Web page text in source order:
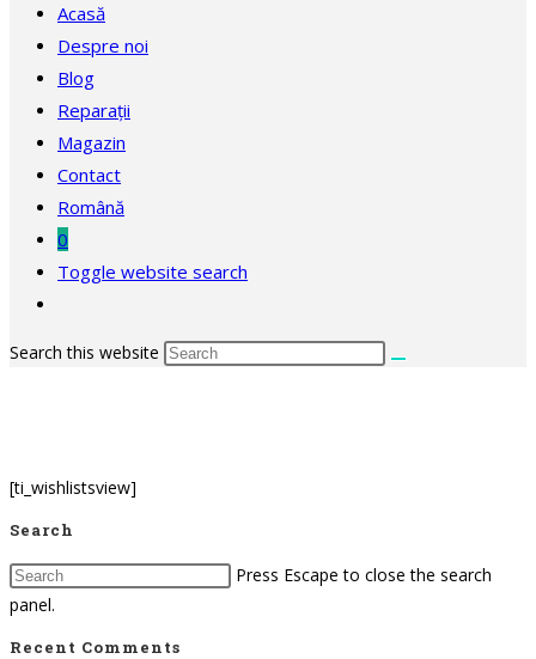
Acasă
Despre noi
Blog
Reparații
Magazin
Contact
Română
0
Toggle website search
Search this website
[ti_wishlistsview]
Search
Press Escape to close the search
panel.
Recent Comments